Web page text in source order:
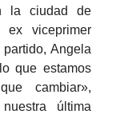
la ciudad de
ex viceprimer
Angela
que estamos
cambiar»,
última